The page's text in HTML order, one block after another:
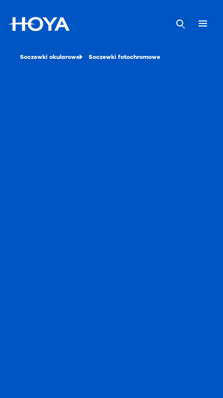
Soczewki okularowe Soczewki fotochromowe